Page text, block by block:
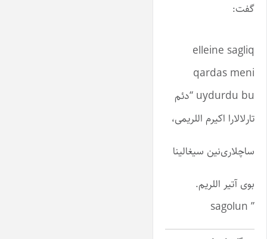
گفت:
elleine sagliq
qardas meni
uydurdu bu “دئم
تارلالارا اکیرم اللریمی،
ساچلاری‌نین سیغالینا
بوی آتیر اللریم.
” sagolun